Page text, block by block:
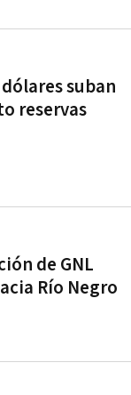
suban
reservas
de GNL
Río Negro